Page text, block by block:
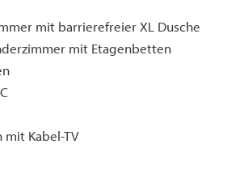
mit barrierefreier XL Dusche
mit Etagenbetten
mit Kabel-TV